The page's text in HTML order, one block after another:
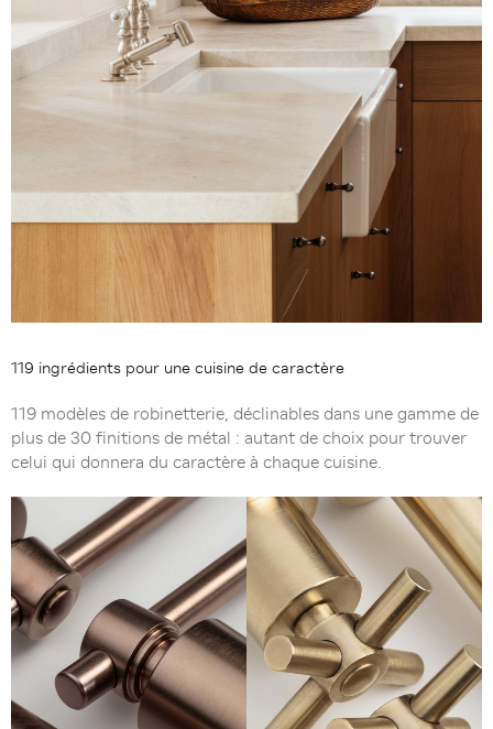
119 ingrédients pour une cuisine de caractère
119 modèles de robinetterie, déclinables dans une gamme de
plus de 30 finitions de métal : autant de choix pour trouver
celui qui donnera du caractère à chaque cuisine.